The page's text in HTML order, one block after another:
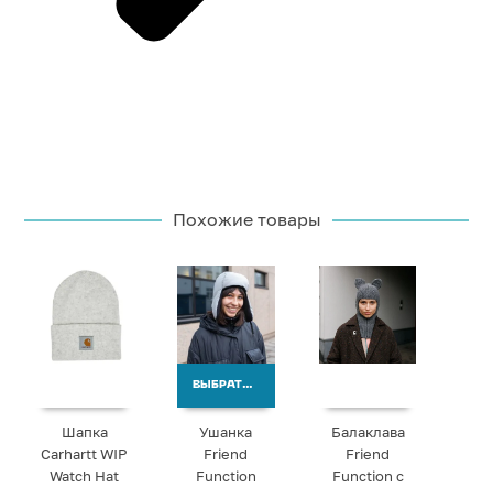
Похожие товары
Шапка
Carhartt WIP
Watch Hat
ВЫБРАТЬ ВАРИАНТЫ
Ушанка
Friend
Function
Балаклава
Friend
Function с